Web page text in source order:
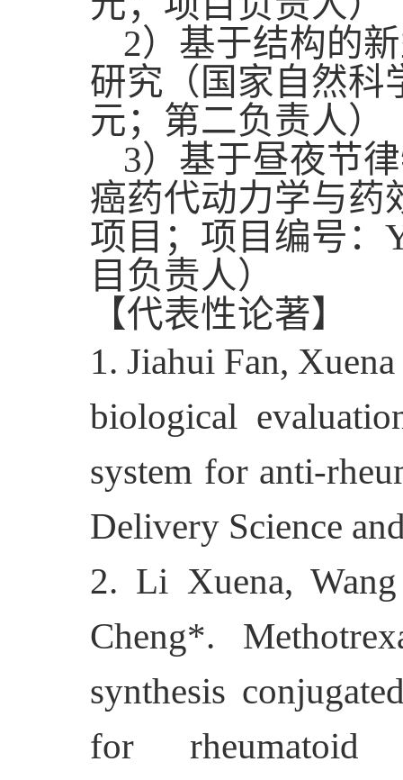
2） 基于结构的
研究 （国家自然
元；第二负责人）
3） 基于昼夜节
癌药代动力学与药
项目；项目编号：
目负责人）
【代表性论著】
1. Jiahui Fan,
biological
system for anti-
Delivery Science
2. Li Xuena,
Cheng*.
synthesis
for rheumatoid